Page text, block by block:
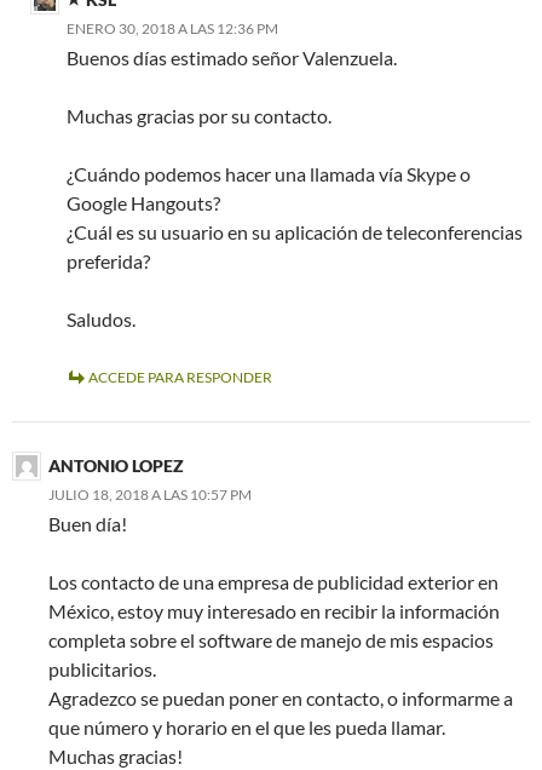
ENERO 30, 2018 A LAS 12:36 PM
Buenos días estimado señor Valenzuela.
Muchas gracias por su contacto.
¿Cuándo podemos hacer una llamada vía Skype o
Google Hangouts?
¿Cuál es su usuario en su aplicación de teleconferencias
preferida?
Saludos.
ACCEDE PARA RESPONDER
ANTONIO LOPEZ
JULIO 18, 2018 A LAS 10:57 PM
Buen día!
Los contacto de una empresa de publicidad exterior en
México, estoy muy interesado en recibir la información
completa sobre el software de manejo de mis espacios
publicitarios.
Agradezco se puedan poner en contacto, o informarme a
que número y horario en el que les pueda llamar.
Muchas gracias!